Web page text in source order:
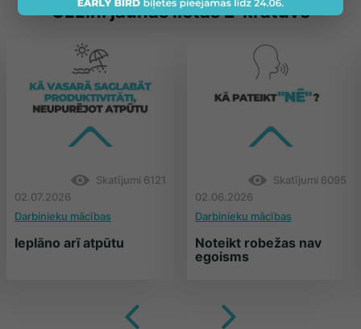
Uzzini jaunas lietas E-krātuvē
Skatījumi 6121
02.07.2026
Darbinieku mācības
Ieplāno arī atpūtu
Skatījumi 6095
02.06.2026
Darbinieku mācības
Noteikt robežas nav
egoisms